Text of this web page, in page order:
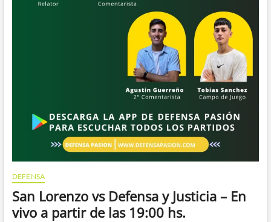
DEFENSA
San Lorenzo vs Defensa y Justicia – En
vivo a partir de las 19:00 hs.